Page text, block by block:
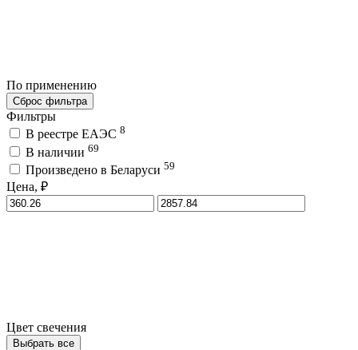
По применению
Сброс фильтра
Фильтры
В реестре ЕАЭС 8
В наличии 69
Произведено в Беларуси 59
Цена, ₽
Цвет свечения
Выбрать все